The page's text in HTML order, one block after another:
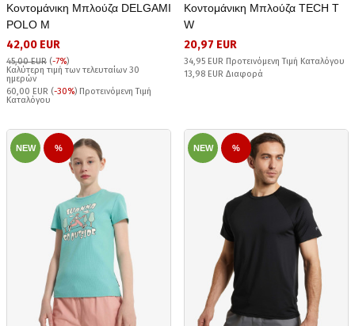
Κοντομάνικη Μπλούζα DELGAMI
POLO M
42,00 EUR
45,00 EUR (-7%)
Καλύτερη τιμή των τελευταίων 30
ημερών
60,00 EUR (-30%) Προτεινόμενη Τιμή
Καταλόγου
Κοντομάνικη Μπλούζα TECH T
W
20,97 EUR
34,95 EUR Προτεινόμενη Τιμή Καταλόγου
13,98 EUR Διαφορά
NEW % NEW %